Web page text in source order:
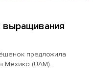
выращивания
предложила
Мехико (UAM).